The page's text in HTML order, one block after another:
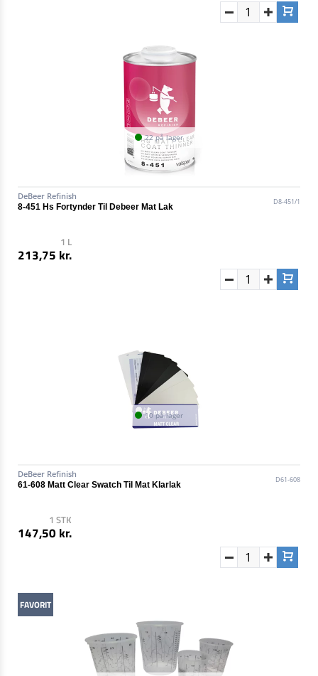
22 på lager
DeBeer Refinish
D8-451/1
8-451 Hs Fortynder Til Debeer Mat Lak
1 L
213,75 kr.
10 på lager
DeBeer Refinish
D61-608
61-608 Matt Clear Swatch Til Mat Klarlak
1 STK
147,50 kr.
FAVORIT